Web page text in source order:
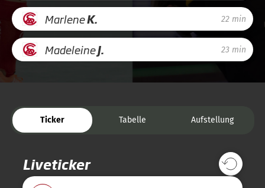
MarleneK. 22 min
MadeleineJ. 23 min
Ticker Tabelle Aufstellung
Liveticker